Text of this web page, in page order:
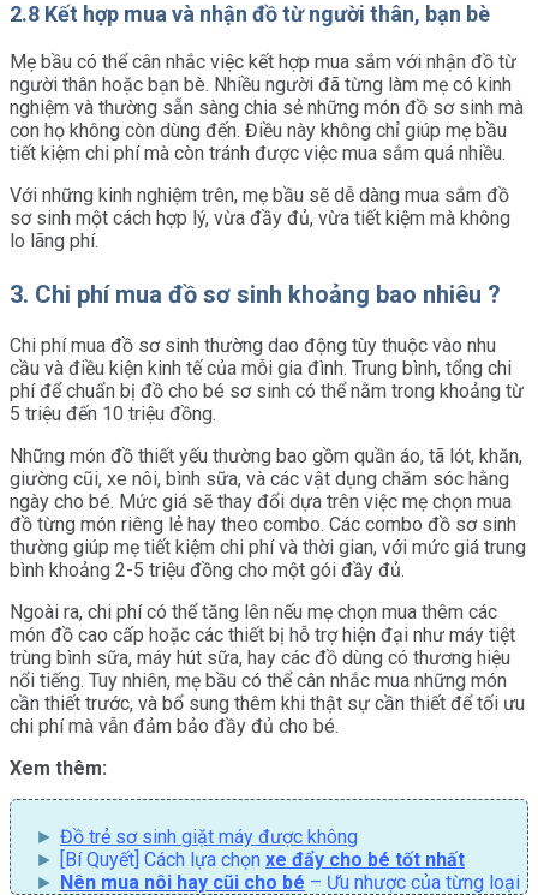
2.8 Kết hợp mua và nhận đồ từ người thân, bạn bè
Mẹ bầu có thể cân nhắc việc kết hợp mua sắm với nhận đồ từ
người thân hoặc bạn bè. Nhiều người đã từng làm mẹ có kinh
nghiệm và thường sẵn sàng chia sẻ những món đồ sơ sinh mà
con họ không còn dùng đến. Điều này không chỉ giúp mẹ bầu
tiết kiệm chi phí mà còn tránh được việc mua sắm quá nhiều.
Với những kinh nghiệm trên, mẹ bầu sẽ dễ dàng mua sắm đồ
sơ sinh một cách hợp lý, vừa đầy đủ, vừa tiết kiệm mà không
lo lãng phí.
3. Chi phí mua đồ sơ sinh khoảng bao nhiêu ?
Chi phí mua đồ sơ sinh thường dao động tùy thuộc vào nhu
cầu và điều kiện kinh tế của mỗi gia đình. Trung bình, tổng chi
phí để chuẩn bị đồ cho bé sơ sinh có thể nằm trong khoảng từ
5 triệu đến 10 triệu đồng.
Những món đồ thiết yếu thường bao gồm quần áo, tã lót, khăn,
giường cũi, xe nôi, bình sữa, và các vật dụng chăm sóc hằng
ngày cho bé. Mức giá sẽ thay đổi dựa trên việc mẹ chọn mua
đồ từng món riêng lẻ hay theo combo. Các combo đồ sơ sinh
thường giúp mẹ tiết kiệm chi phí và thời gian, với mức giá trung
bình khoảng 2-5 triệu đồng cho một gói đầy đủ.
Ngoài ra, chi phí có thể tăng lên nếu mẹ chọn mua thêm các
món đồ cao cấp hoặc các thiết bị hỗ trợ hiện đại như máy tiệt
trùng bình sữa, máy hút sữa, hay các đồ dùng có thương hiệu
nổi tiếng. Tuy nhiên, mẹ bầu có thể cân nhắc mua những món
cần thiết trước, và bổ sung thêm khi thật sự cần thiết để tối ưu
chi phí mà vẫn đảm bảo đầy đủ cho bé.
Xem thêm:
Đồ trẻ sơ sinh giặt máy được không
[Bí Quyết] Cách lựa chọn xe đẩy cho bé tốt nhất
Nên mua nôi hay cũi cho bé – Ưu nhược của từng loại